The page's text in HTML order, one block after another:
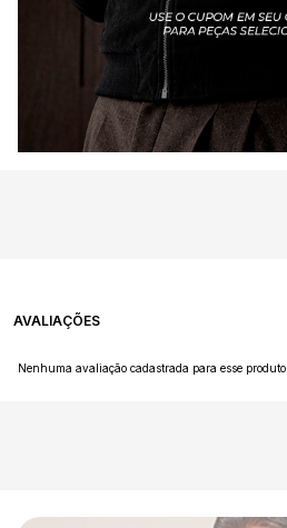
AVALIAÇÕES
Nenhuma avaliação cadastrada para esse produto.